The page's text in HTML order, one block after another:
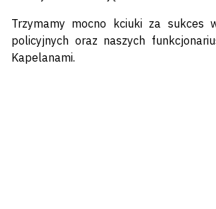
Trzymamy mocno kciuki za sukces
policyjnych oraz naszych
Kapelanami.